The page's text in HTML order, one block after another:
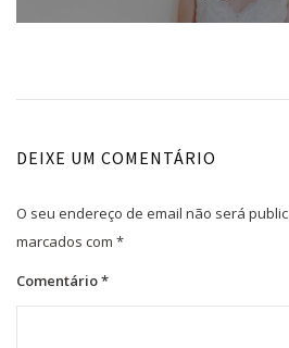
DEIXE UM COMENTÁRIO
O seu endereço de email não será
marcados com *
Comentário*